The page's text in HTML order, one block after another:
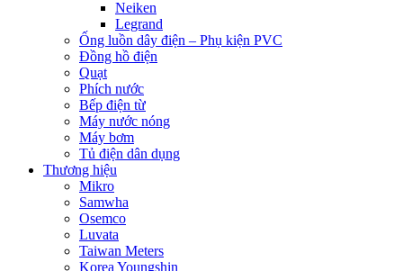
Neiken
Legrand
Ống luồn dây điện – Phụ kiện PVC
Đồng hồ điện
Quạt
Phích nước
Bếp điện từ
Máy nước nóng
Máy bơm
Tủ điện dân dụng
Thương hiệu
Mikro
Samwha
Osemco
Luvata
Taiwan Meters
Korea Youngshin